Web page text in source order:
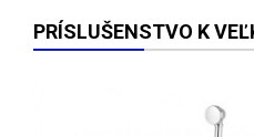
PRÍSLUŠENSTVO K